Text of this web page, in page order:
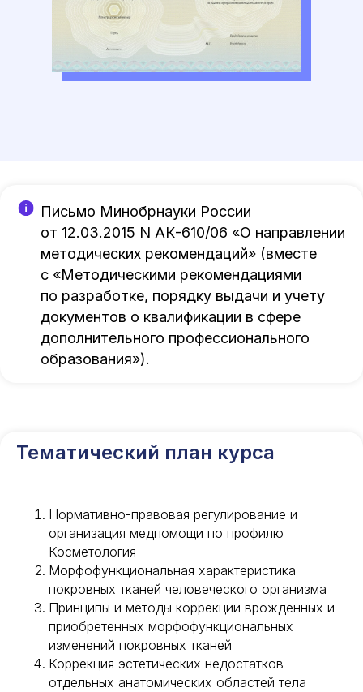
Письмо Минобрнауки России
от 12.03.2015 N АК-610/06 «О направлении
методических рекомендаций» (вместе
с «Методическими рекомендациями
по разработке, порядку выдачи и учету
документов о квалификации в сфере
дополнительного профессионального
образования»).
Тематический план курса
Нормативно-правовая регулирование и
организация медпомощи по профилю
Косметология
Морфофункциональная характеристика
покровных тканей человеческого организма
Принципы и методы коррекции врожденных и
приобретенных морфофункциональных
изменений покровных тканей
Коррекция эстетических недостатков
отдельных анатомических областей тела